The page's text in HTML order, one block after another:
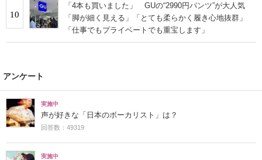
10
「4本も買いました」 GUの“2990円パンツ”が大人気
「脚が細く見える」「とても柔らかく履き心地抜群」
「仕事でもプライベートでも重宝します」
アンケート
実施中
声が好きな「日本のボーカリスト」は？
回答数：49319
実施中